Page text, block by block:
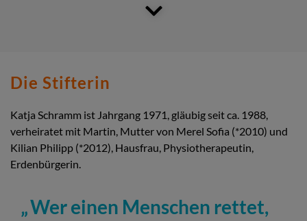
Die Stifterin
Katja Schramm ist Jahrgang 1971, gläubig seit ca. 1988,
verheiratet mit Martin, Mutter von Merel Sofia (*2010) und
Kilian Philipp (*2012), Hausfrau, Physiotherapeutin,
Erdenbürgerin.
Wer einen Menschen rettet,